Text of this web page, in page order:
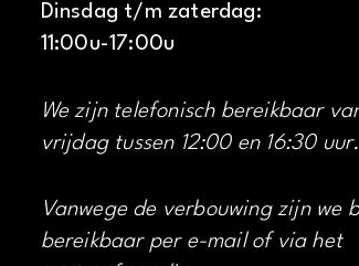
Dinsdag t/m zaterdag:
11:00u-17:00u
We zijn telefonisch bereikbaar
vrijdag tussen 12:00 en 16:30 uur.
Vanwege de verbouwing zijn we
bereikbaar per e-mail of via het